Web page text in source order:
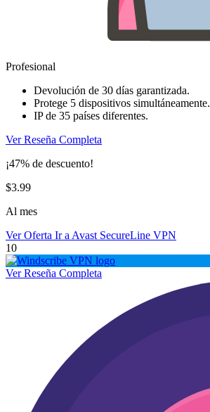
Profesional
Devolución de 30 días garantizada.
Protege 5 dispositivos simultáneamente.
IP de 35 países diferentes.
Ver Reseña Completa
¡47% de descuento!
$3.99
Al mes
Ver Oferta Ir a Avast SecureLine VPN
10
Ver Reseña Completa